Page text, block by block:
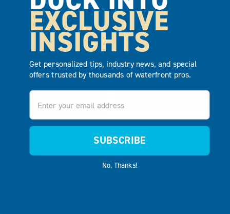
OPPBLÅSBAR
HUNDERAMPE
VIS PRODUKT
LEGG TIL I
OPPBLÅSBART
11'6″ STÅ-OPP-
PADLEBRETT
LEGG TIL I
TILBUD
EXCLUSIVE
INSIGHTS
Get personalized tips, industry news, and special
offers trusted by thousands of waterfront pros.
Email
SUBSCRIBE
No, Thanks!